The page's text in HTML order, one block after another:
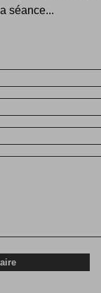
séance...